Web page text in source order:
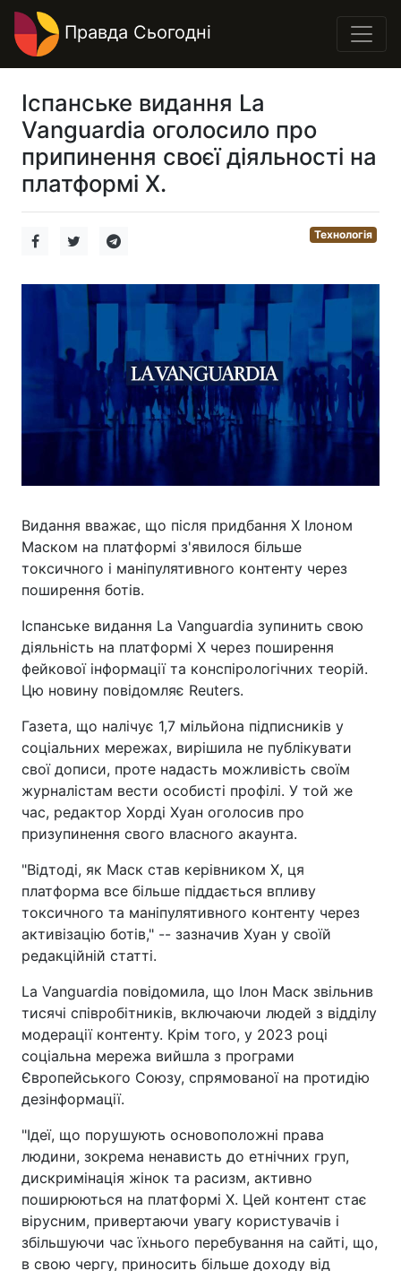
Правда Сьогодні
Іспанське видання La
Vanguardia оголосило про
припинення своєї діяльності на
платформі X.
Технологія
Видання вважає, що після придбання Х Ілоном
Маском на платформі з'явилося більше
токсичного і маніпулятивного контенту через
поширення ботів.
Іспанське видання La Vanguardia зупинить свою
діяльність на платформі X через поширення
фейкової інформації та конспірологічних теорій.
Цю новину повідомляє Reuters.
Газета, що налічує 1,7 мільйона підписників у
соціальних мережах, вирішила не публікувати
свої дописи, проте надасть можливість своїм
журналістам вести особисті профілі. У той же
час, редактор Хорді Хуан оголосив про
призупинення свого власного акаунта.
"Відтоді, як Маск став керівником X, ця
платформа все більше піддається впливу
токсичного та маніпулятивного контенту через
активізацію ботів," -- зазначив Хуан у своїй
редакційній статті.
La Vanguardia повідомила, що Ілон Маск звільнив
тисячі співробітників, включаючи людей з відділу
модерації контенту. Крім того, у 2023 році
соціальна мережа вийшла з програми
Європейського Союзу, спрямованої на протидію
дезінформації.
"Ідеї, що порушують основоположні права
людини, зокрема ненависть до етнічних груп,
дискримінація жінок та расизм, активно
поширюються на платформі X. Цей контент стає
вірусним, привертаючи увагу користувачів і
збільшуючи час їхнього перебування на сайті, що,
в свою чергу, приносить більше доходу від